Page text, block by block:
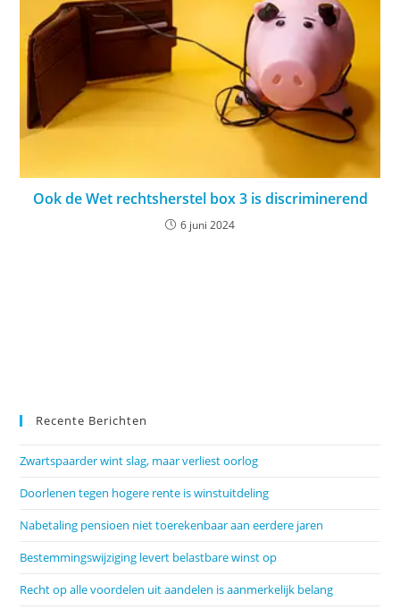
Ook de Wet rechtsherstel box 3 is discriminerend
6 juni 2024
Recente Berichten
Zwartspaarder wint slag, maar verliest oorlog
Doorlenen tegen hogere rente is winstuitdeling
Nabetaling pensioen niet toerekenbaar aan eerdere jaren
Bestemmingswijziging levert belastbare winst op
Recht op alle voordelen uit aandelen is aanmerkelijk belang